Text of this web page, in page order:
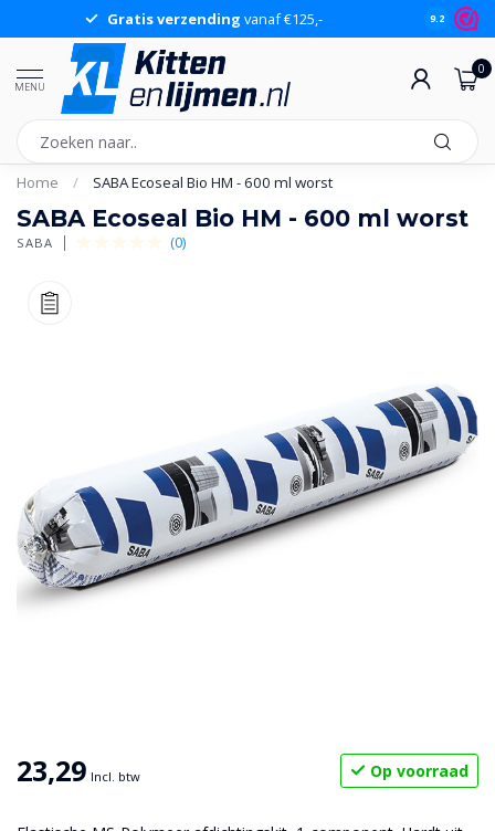
Gratis verzending vanaf €125,- 9.2
MENU
0
Home / SABA Ecoseal Bio HM - 600 ml worst
SABA Ecoseal Bio HM - 600 ml worst
SABA (0)
23,29 Incl. btw Op voorraad